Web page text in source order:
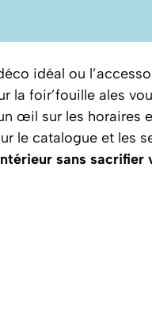
idéal ou
la foir’fouille ales
œil sur les horaires
le catalogue et les
sans sacrifier